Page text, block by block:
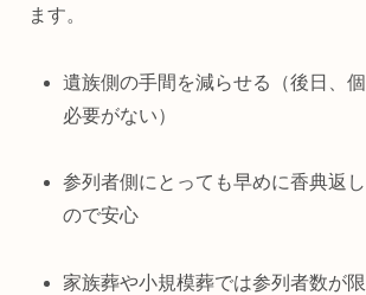
ます。
遺族側の手間を減らせる（後日、
必要がない）
参列者側にとっても早めに香典返
ので安心
家族葬や小規模葬では参列者数が限